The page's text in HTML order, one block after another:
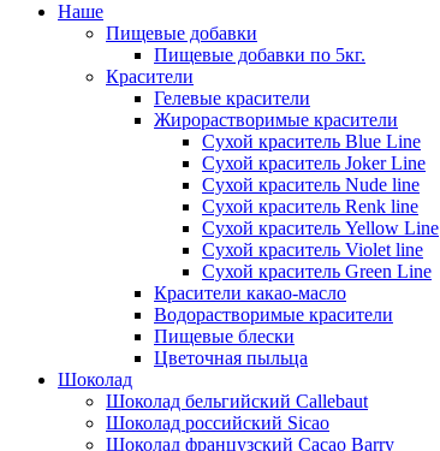
Наше
Пищевые добавки
Пищевые добавки по 5кг.
Красители
Гелевые красители
Жирорастворимые красители
Сухой краситель Blue Line
Сухой краситель Joker Line
Сухой краситель Nude line
Сухой краситель Renk line
Сухой краситель Yellow Line
Сухой краситель Violet line
Сухой краситель Green Line
Красители какао-масло
Водорастворимые красители
Пищевые блески
Цветочная пыльца
Шоколад
Шоколад бельгийский Callebaut
Шоколад российский Sicao
Шоколад французский Cacao Barry